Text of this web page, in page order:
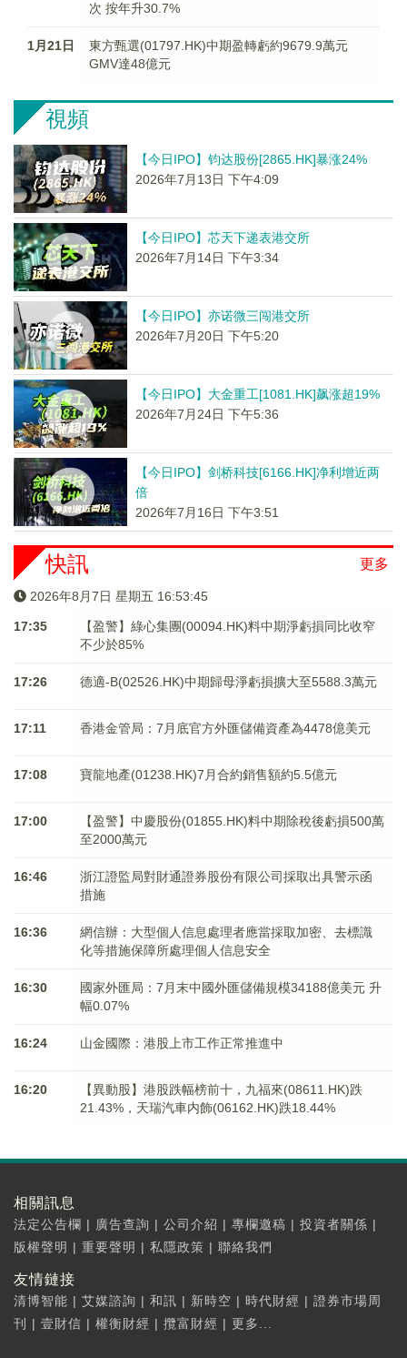
次 按年升30.7%
1月21日
東方甄選(01797.HK)中期盈轉虧約9679.9萬元
GMV達48億元
視頻
【今日IPO】钧达股份[2865.HK]暴涨24%
2026年7月13日 下午4:09
【今日IPO】芯天下递表港交所
2026年7月14日 下午3:34
【今日IPO】亦诺微三闯港交所
2026年7月20日 下午5:20
【今日IPO】大金重工[1081.HK]飙涨超19%
2026年7月24日 下午5:36
【今日IPO】剑桥科技[6166.HK]净利增近两
倍
2026年7月16日 下午3:51
更多
快訊
2026年8月7日 星期五 16:53:46
17:35
【盈警】綠心集團(00094.HK)料中期淨虧損同比收窄
不少於85%
17:26 德適-B(02526.HK)中期歸母淨虧損擴大至5588.3萬元
17:11 香港金管局：7月底官方外匯儲備資產為4478億美元
17:08 寶龍地產(01238.HK)7月合約銷售額約5.5億元
17:00
【盈警】中慶股份(01855.HK)料中期除稅後虧損500萬
至2000萬元
16:46
浙江證監局對財通證券股份有限公司採取出具警示函
措施
16:36
網信辦：大型個人信息處理者應當採取加密、去標識
化等措施保障所處理個人信息安全
16:30
國家外匯局：7月末中國外匯儲備規模34188億美元 升
幅0.07%
16:24 山金國際：港股上市工作正常推進中
16:20
【異動股】港股跌幅榜前十，九福來(08611.HK)跌
21.43%，天瑞汽車内飾(06162.HK)跌18.44%
相關訊息
法定公告欄 | 廣告查詢 | 公司介紹 | 專欄邀稿 | 投資者關係 |
版權聲明 | 重要聲明 | 私隱政策 | 聯絡我們
友情鏈接
清博智能 | 艾媒諮詢 | 和訊 | 新時空 | 時代財經 | 證券市場周
刊
| 壹財信 | 權衡財經 | 攬富財經 | 更多...